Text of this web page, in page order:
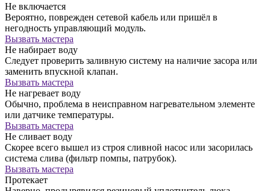
Не включается
Вероятно, поврежден сетевой кабель или пришёл в
негодность управляющий модуль.
Вызвать мастера
Не набирает воду
Следует проверить заливную систему на наличие засора или
заменить впускной клапан.
Вызвать мастера
Не нагревает воду
Обычно, проблема в неисправном нагревательном элементе
или датчике температуры.
Вызвать мастера
Не сливает воду
Скорее всего вышел из строя сливной насос или засорилась
система слива (фильтр помпы, патрубок).
Вызвать мастера
Протекает